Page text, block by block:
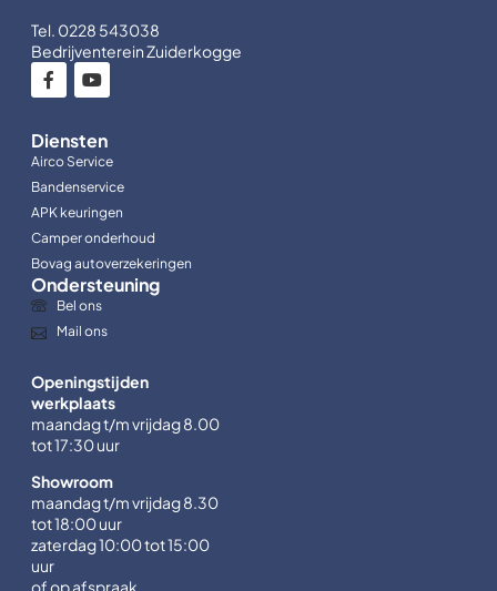
Tel. 0228 543038
Bedrijventerein Zuiderkogge
Diensten
Airco Service
Bandenservice
APK keuringen
Camper onderhoud
Bovag autoverzekeringen
Ondersteuning
Bel ons
Mail ons
Openingstijden
werkplaats
maandag t/m vrijdag 8.00
tot 17:30 uur
Showroom
maandag t/m vrijdag 8.30
tot 18:00 uur
zaterdag 10:00 tot 15:00
uur